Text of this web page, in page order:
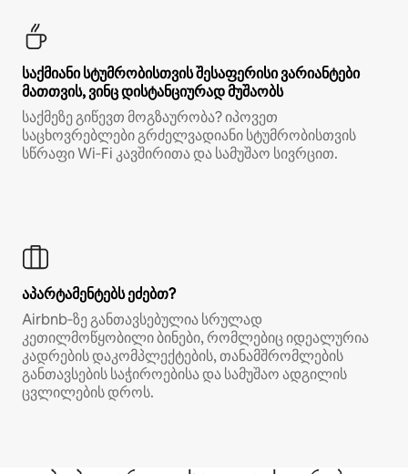
საქმიანი სტუმრობისთვის შესაფერისი ვარიანტები
მათთვის, ვინც დისტანციურად მუშაობს
საქმეზე გიწევთ მოგზაურობა? იპოვეთ
საცხოვრებლები გრძელვადიანი სტუმრობისთვის
სწრაფი Wi‑Fi კავშირითა და სამუშაო სივრცით.
აპარტამენტებს ეძებთ?
Airbnb‑ზე განთავსებულია სრულად
კეთილმოწყობილი ბინები, რომლებიც იდეალურია
კადრების დაკომპლექტების, თანამშრომლების
განთავსების საჭიროებისა და სამუშაო ადგილის
ცვლილების დროს.